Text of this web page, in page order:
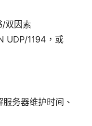
/双因素
UDP/1194，或
务器维护时间、